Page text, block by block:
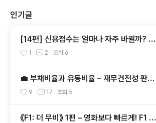
인기글
[14편] 신용점수는 얼마나 자주 바뀔까? ⏱️
점수 변동 주기와 시기 정리
1 2 조회 6
💼 부채비율과 유동비율 – 재무건전성 판단
법 정리
9 17 조회 5
《F1: 더 무비》 1편 – 영화보다 빠르게! F1 레